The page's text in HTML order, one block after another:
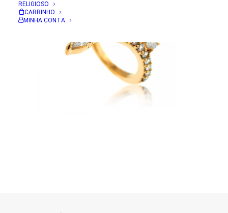
RELIGIOSO
CARRINHO
MINHA CONTA